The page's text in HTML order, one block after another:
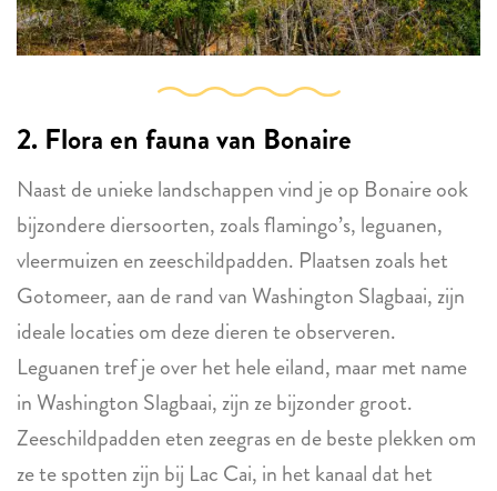
2. Flora en fauna van Bonaire
Naast de unieke landschappen vind je op Bonaire ook
bijzondere diersoorten, zoals flamingo’s, leguanen,
vleermuizen en zeeschildpadden. Plaatsen zoals het
Gotomeer, aan de rand van Washington Slagbaai, zijn
ideale locaties om deze dieren te observeren.
Leguanen tref je over het hele eiland, maar met name
in Washington Slagbaai, zijn ze bijzonder groot.
Zeeschildpadden eten zeegras en de beste plekken om
ze te spotten zijn bij Lac Cai, in het kanaal dat het